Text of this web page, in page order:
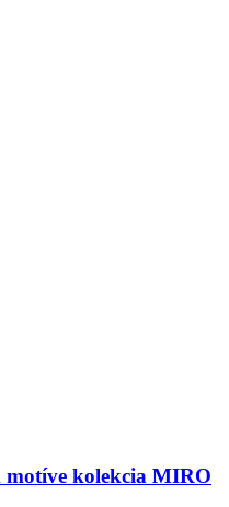
kolekcia MIRO